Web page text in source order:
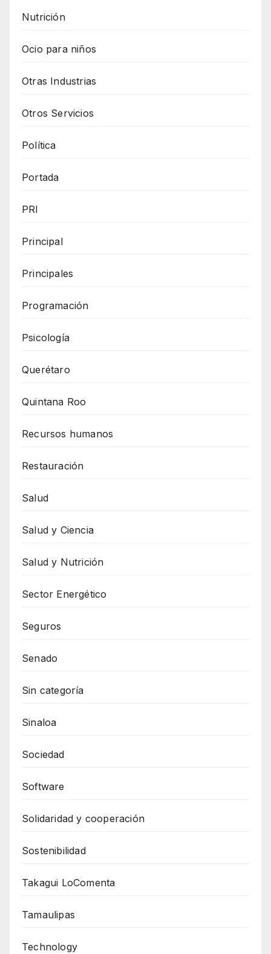
Nutrición
Ocio para niños
Otras Industrias
Otros Servicios
Política
Portada
PRI
Principal
Principales
Programación
Psicología
Querétaro
Quintana Roo
Recursos humanos
Restauración
Salud
Salud y Ciencia
Salud y Nutrición
Sector Energético
Seguros
Senado
Sin categoría
Sinaloa
Sociedad
Software
Solidaridad y cooperación
Sostenibilidad
Takagui LoComenta
Tamaulipas
Technology